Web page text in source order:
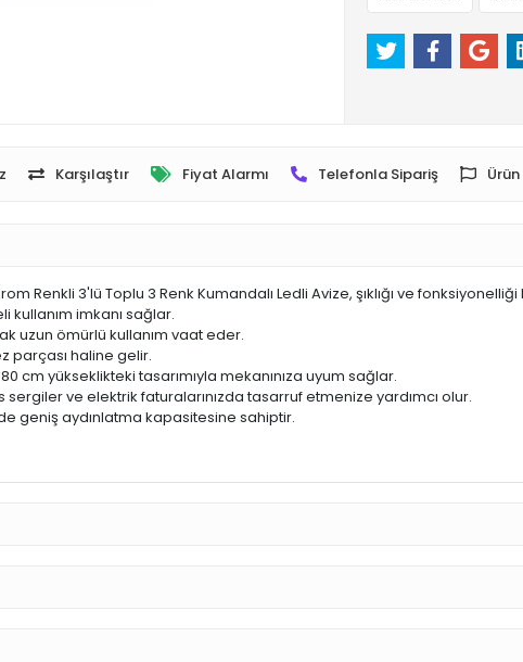
Karşılaştır Fiyat Alarmı Telefonla Sipariş
Renkli 3'lü Toplu 3 Renk Kumandalı Ledli Avize, şıklığı ve
imkanı sağlar.
uzun ömürlü kullanım vaat eder.
parçası haline gelir.
cm yükseklikteki tasarımıyla mekanınıza uyum sağlar.
ve elektrik faturalarınızda tasarruf etmenize yardımcı olur.
geniş aydınlatma kapasitesine sahiptir.